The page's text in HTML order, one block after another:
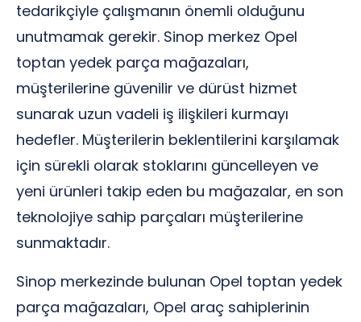
tedarikçiyle çalışmanın önemli olduğunu
unutmamak gerekir. Sinop merkez Opel
toptan yedek parça mağazaları,
müşterilerine güvenilir ve dürüst hizmet
sunarak uzun vadeli iş ilişkileri kurmayı
hedefler. Müşterilerin beklentilerini karşılamak
için sürekli olarak stoklarını güncelleyen ve
yeni ürünleri takip eden bu mağazalar, en son
teknolojiye sahip parçaları müşterilerine
sunmaktadır.
Sinop merkezinde bulunan Opel toptan yedek
parça mağazaları, Opel araç sahiplerinin